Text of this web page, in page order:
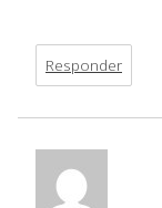
Responder